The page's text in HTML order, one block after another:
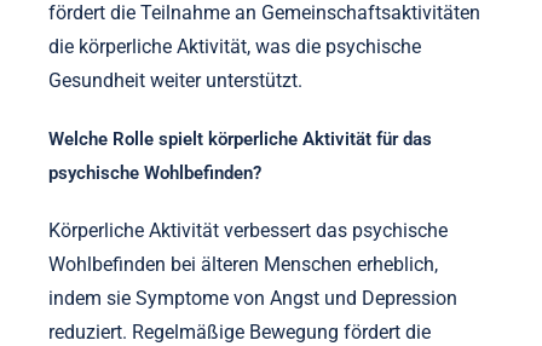
fördert die Teilnahme an Gemeinschaftsaktivitäten
die körperliche Aktivität, was die psychische
Gesundheit weiter unterstützt.
Welche Rolle spielt körperliche Aktivität für das
psychische Wohlbefinden?
Körperliche Aktivität verbessert das psychische
Wohlbefinden bei älteren Menschen erheblich,
indem sie Symptome von Angst und Depression
reduziert. Regelmäßige Bewegung fördert die